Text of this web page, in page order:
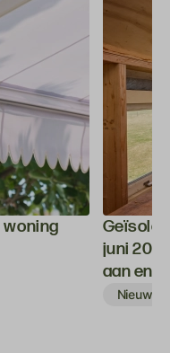
woning
juni
aan en
Nieuws